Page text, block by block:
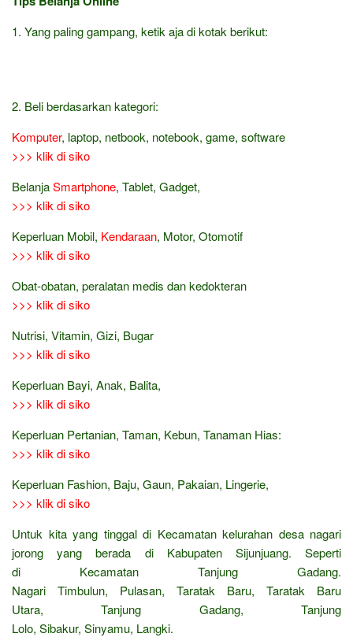
1. Yang paling gampang, ketik aja di kotak berikut:
2. Beli berdasarkan kategori:
Komputer, laptop, netbook, notebook, game, software
>>> klik di siko
BelanjaSmartphone, Tablet, Gadget,
>>> klik di siko
Keperluan Mobil, Kendaraan, Motor, Otomotif
>>> klik di siko
Obat-obatan, peralatan medis dan kedokteran
>>> klik di siko
Nutrisi, Vitamin, Gizi, Bugar
>>> klik di siko
Keperluan Bayi, Anak, Balita,
>>> klik di siko
Keperluan Pertanian, Taman, Kebun, Tanaman Hias:
>>> klik di siko
Keperluan Fashion, Baju, Gaun, Pakaian, Lingerie,
>>> klik di siko
Untuk kita yang tinggal di Kecamatan kelurahan desa nagari
jorong yang berada di Kabupaten Sijunjuang. Seperti
di Kecamatan Tanjung Gadang.
Nagari Timbulun, Pulasan, Taratak Baru, Taratak Baru
Utara, Tanjung Gadang, Tanjung
Lolo, Sibakur, Sinyamu, Langki.